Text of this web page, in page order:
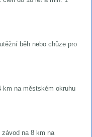
běh nebo chůze pro
km na městském okruhu
na 8 km na